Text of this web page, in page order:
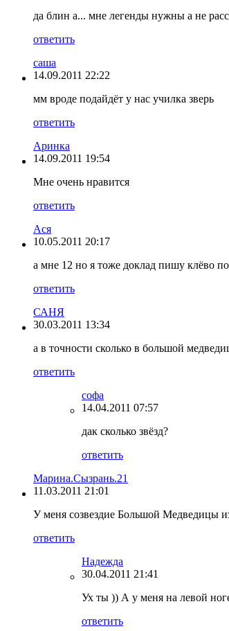
да блин а... мне легенды нужны а не
ответить
саша
14.09.2011 22:22
мм вроде подайдёт у нас училка зверь
ответить
Аринка
14.09.2011 19:54
Мне очень нравится
ответить
Ася
10.05.2011 20:17
а мне 12 но я тоже доклад пишу клёво
ответить
САНЯ
30.03.2011 13:34
а в точности сколько в большой
ответить
софа
14.04.2011 07:57
дак сколько звёзд?
ответить
Марина.Сызрань.21
11.03.2011 21:01
У меня созвездие Большой Медведицы
ответить
Надежда
30.04.2011 21:41
Ух ты )) А у меня на левой
ответить